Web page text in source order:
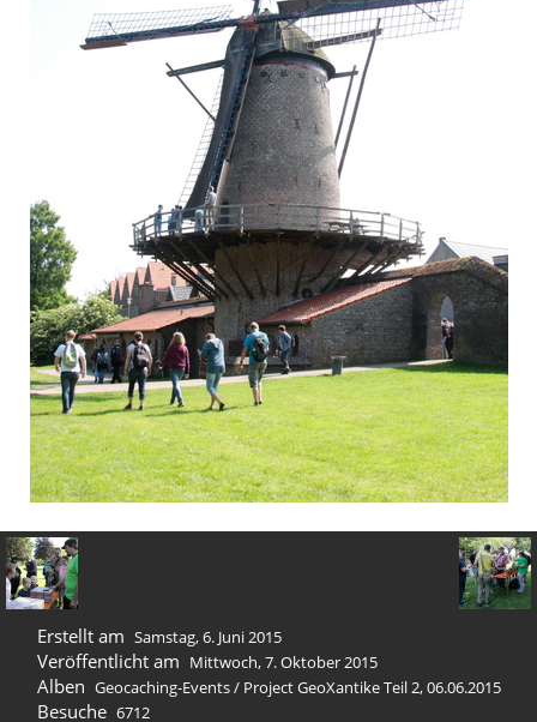
Erstellt am Samstag, 6. Juni 2015
Veröffentlicht am Mittwoch, 7. Oktober 2015
Alben Geocaching-Events/ Project GeoXantike Teil 2, 06.06.2015
Besuche 6712